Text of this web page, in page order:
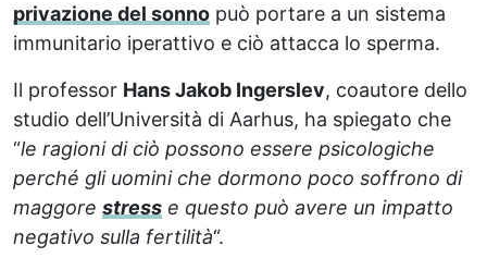
privazione del sonno può portare a un sistema
immunitario iperattivo e ciò attacca lo sperma.
Il professor Hans Jakob Ingerslev, coautore dello
studio dell’Università di Aarhus, ha spiegato che
“le ragioni di ciò possono essere psicologiche
perché gli uomini che dormono poco soffrono di
maggore stress e questo può avere un impatto
negativo sulla fertilità“.